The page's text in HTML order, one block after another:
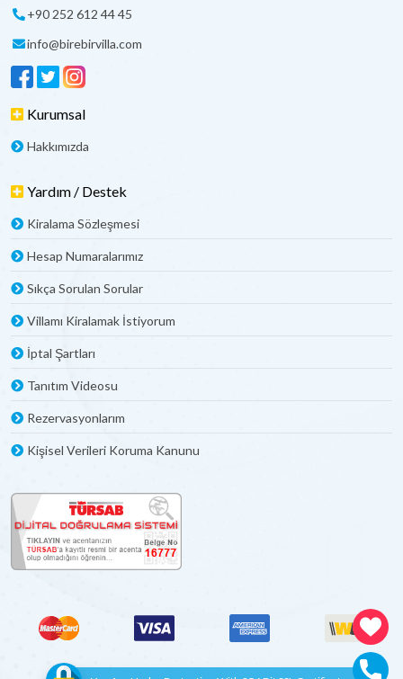
+90 252 612 44 45
info@birebirvilla.com
Kurumsal
Hakkımızda
Yardım / Destek
Kiralama Sözleşmesi
Hesap Numaralarımız
Sıkça Sorulan Sorular
Villamı Kiralamak İstiyorum
İptal Şartları
Tanıtım Videosu
Rezervasyonlarım
Kişisel Verileri Koruma Kanunu